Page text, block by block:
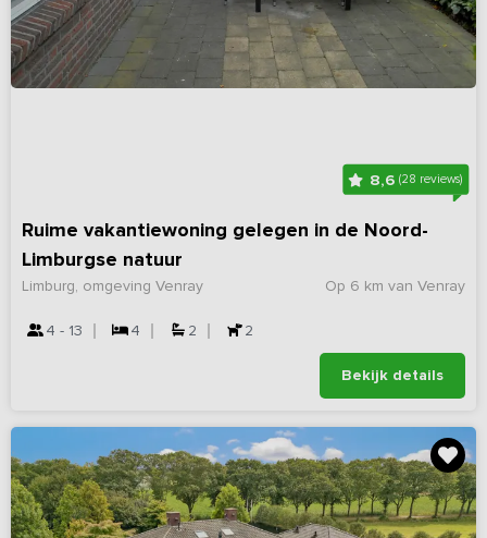
8,6 (28 reviews)
Ruime vakantiewoning gelegen in de Noord-
Limburgse natuur
Op 6 km van Venray
Limburg, omgeving Venray
4 - 13 4 2 2
Bekijk details